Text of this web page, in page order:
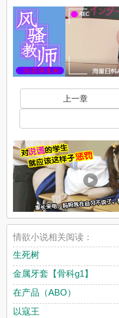
上一章
情欲小说相关阅读：
生死树
金属牙套【骨科g1】
在产品（ABO）
以寇王